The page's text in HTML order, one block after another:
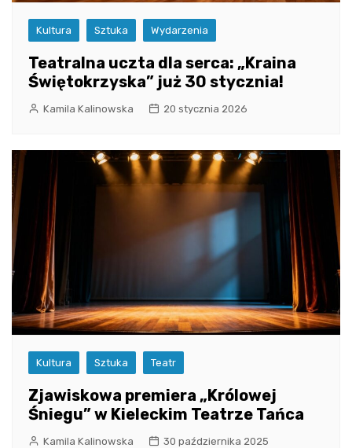
Kultura Sztuka Wydarzenia
Teatralna uczta dla serca: „Kraina
Świętokrzyska” już 30 stycznia!
Kamila Kalinowska 20 stycznia 2026
Kultura Sztuka Teatr
Zjawiskowa premiera „Królowej
Śniegu” w Kieleckim Teatrze Tańca
Kamila Kalinowska 30 października 2025